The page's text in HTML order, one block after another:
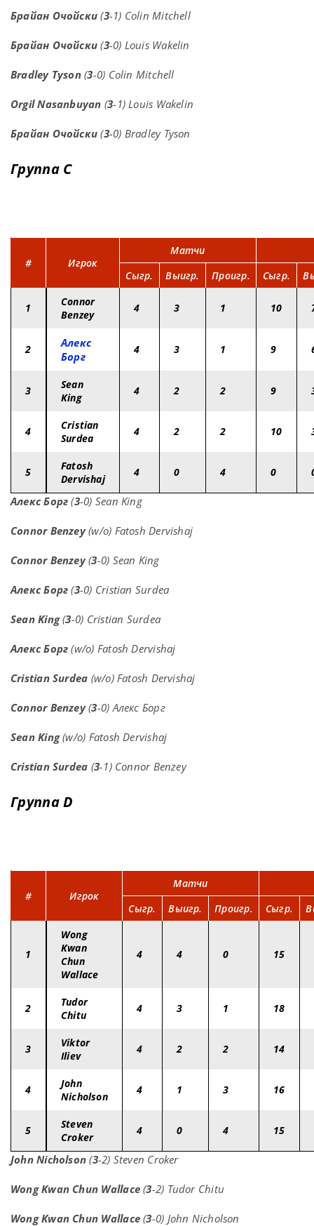
Брайан Очойски (3-1) Colin Mitchell
Брайан Очойски (3-0) Louis Wakelin
Bradley Tyson(3-0) Colin Mitchell
Orgil Nasanbuyan (3-1) Louis Wakelin
Брайан Очойски (3-0) Bradley Tyson
Группа C
# Игрок
Матчи
Сыгр.
Выигр. Проигр. Сыгр.
1
Connor
Benzey
4 3 1 10
2
Алекс
Борг
4 3 1 9
3
Sean
King
4 2 2 9
4
Cristian
Surdea
4 2 2 10
5
Fatosh
Dervishaj
4 0 4 0
Алекс Борг (3-0) Sean King
Connor Benzey(w/o) Fatosh Dervishaj
Connor Benzey(3-0) Sean King
Алекс Борг (3-0) Cristian Surdea
Sean King(3-0) Cristian Surdea
Алекс Борг (w/o) Fatosh Dervishaj
Cristian Surdea (w/o) Fatosh Dervishaj
Connor Benzey(3-0) Алекс Борг
Sean King(w/o) Fatosh Dervishaj
Cristian Surdea (3-1) Connor Benzey
Группа D
# Игрок
Матчи
Сыгр.
Выигр. Проигр. Сыгр.
1
Wong
Kwan
Chun
Wallace
4 4 0 15
2
Tudor
Chitu
4 3 1 18
3
Viktor
Iliev
4 2 2 14
4
John
Nicholson
4 1 3 16
5
Steven
Croker
4 0 4 15
John Nicholson (3-2) Steven Croker
Wong Kwan Chun Wallace(3-2) Tudor Chitu
Wong Kwan Chun Wallace(3-0) John Nicholson